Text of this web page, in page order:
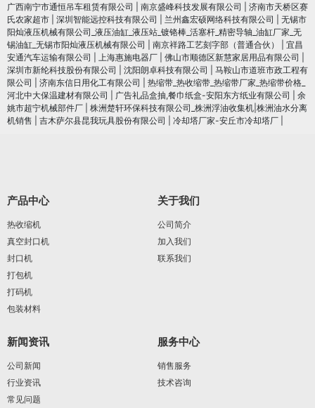
广西南宁市通恒吊车租赁有限公司 南京盛峰科技发展有限公司
济南市天桥区赛
氏农家超市
深圳智能远控科技有限公司 兰州鑫宏硕网络科技有限公司
无锡市
阳灿液压机械有限公司_液压油缸_液压站_镀铬棒_活塞杆_精密导轴_油缸厂家_无
锡油缸_无锡市阳灿液压机械有限公司
南京祥路工艺刻字部（普通合伙）
宜昌
安通汽车运输有限公司
上海惠施电器厂 佛山市顺德区新慧家居用品有限公司
深圳市新纶科技股份有限公司
沈阳朗卓科技有限公司
马鞍山市道班市政工程有
限公司
济南东信日用化工有限公司
热缩带_热收缩带_热缩带厂家_热缩带价格_
河北中大保温建材有限公司
广告礼品盒抽,餐巾纸盒-安阳东方纸业有限公司
余
姚市超宁机械部件厂
株洲楚轩环保科技有限公司_株洲浮油收集机|株洲油水分离
机销售
吉木萨尔县昆我玩具股份有限公司 冷却塔厂家-安丘市冷却塔厂
产品中心
热收缩机
真空封口机
封口机
打包机
打码机
包装材料
关于我们
公司简介
加入我们
联系我们
新闻资讯
公司新闻
行业资讯
常见问题
服务中心
销售服务
技术咨询